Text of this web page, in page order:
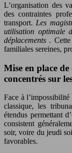
L’organisation des
des contraintes
transport. Les
utilisation optimale
déplacements .
familiales sereines,
Mise en place
concentrés sur
Face à
classique, les
étendus permettant
consistent
soir, voire du jeudi
favorables.